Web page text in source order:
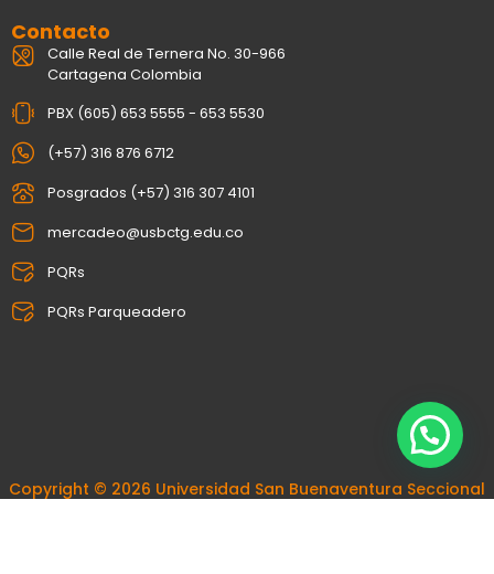
Contacto
Calle Real de Ternera No. 30-966
Cartagena Colombia
PBX (605) 653 5555 - 653 5530
(+57) 316 876 6712
Posgrados (+57) 316 307 4101
mercadeo@usbctg.edu.co
PQRs
PQRs Parqueadero
Copyright © 2026 Universidad San Buenaventura Seccional